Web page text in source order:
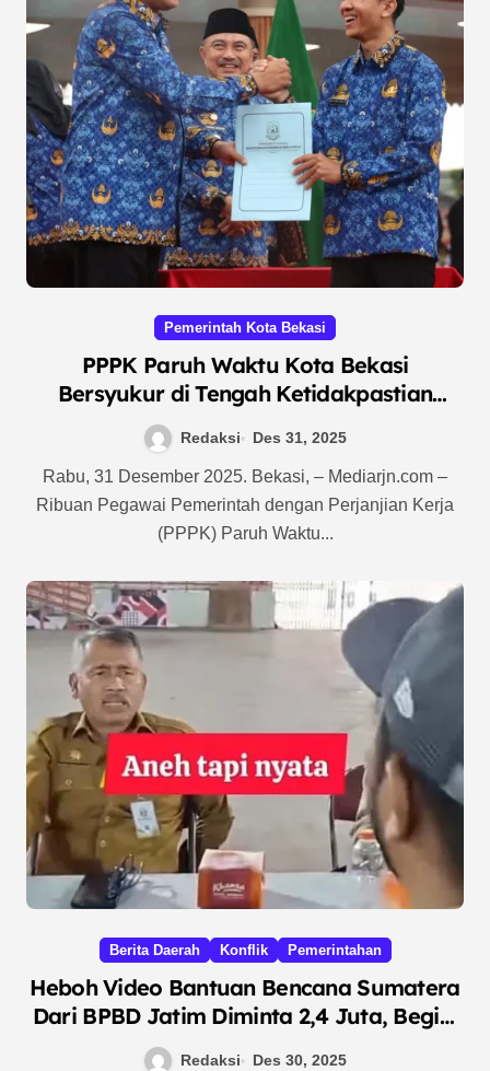
Pemerintah Kota Bekasi
PPPK Paruh Waktu Kota Bekasi
Bersyukur di Tengah Ketidakpastian
Nasib Honorer di Sejumlah Daerah
Redaksi Des 31, 2025
Rabu, 31 Desember 2025. Bekasi, – Mediarjn.com –
Ribuan Pegawai Pemerintah dengan Perjanjian Kerja
(PPPK) Paruh Waktu...
Berita Daerah Konflik Pemerintahan
Heboh Video Bantuan Bencana Sumatera
Dari BPBD Jatim Diminta 2,4 Juta, Begini
Tanggapan Ka.BPBD Sumut
Redaksi Des 30, 2025